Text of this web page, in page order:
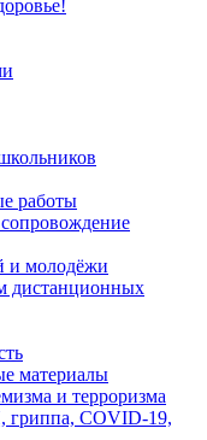
работы
и молодёжи
дистанционных
материалы
и терроризма
COVID-19,